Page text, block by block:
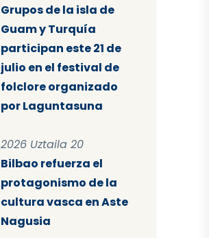
Grupos de la isla de
Guam y Turquía
participan este 21 de
julio en el festival de
folclore organizado
por Laguntasuna
2026 Uztaila 20
Bilbao refuerza el
protagonismo de la
cultura vasca en Aste
Nagusia